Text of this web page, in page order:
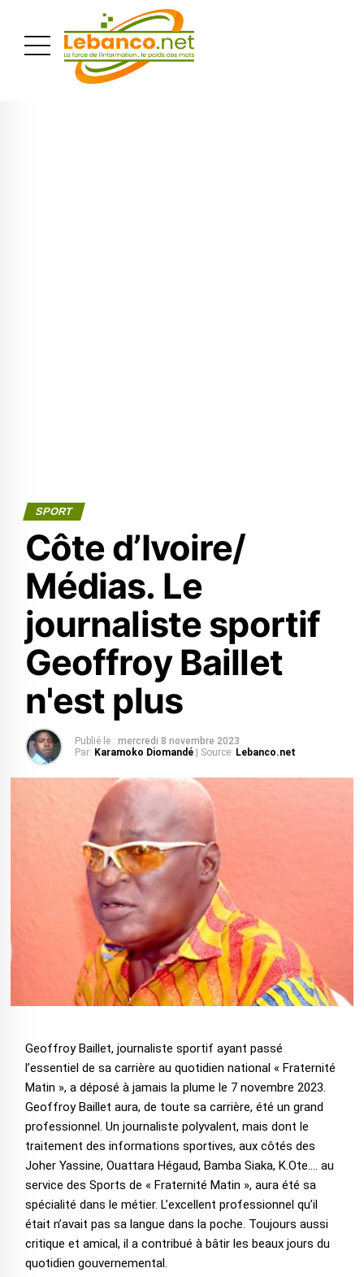
SPORT
Côte d’Ivoire/
Médias. Le
journaliste sportif
Geoffroy Baillet
n'est plus
Publié le : mercredi 8 novembre 2023
Par: Karamoko Diomandé | Source: Lebanco.net
Geoffroy Baillet, journaliste sportif ayant passé
l’essentiel de sa carrière au quotidien national « Fraternité
Matin », a déposé à jamais la plume le 7 novembre 2023.
Geoffroy Baillet aura, de toute sa carrière, été un grand
professionnel. Un journaliste polyvalent, mais dont le
traitement des informations sportives, aux côtés des
Joher Yassine, Ouattara Hégaud, Bamba Siaka, K.Ote.… au
service des Sports de « Fraternité Matin », aura été sa
spécialité dans le métier. L’excellent professionnel qu’il
était n’avait pas sa langue dans la poche. Toujours aussi
critique et amical, il a contribué à bâtir les beaux jours du
quotidien gouvernemental.